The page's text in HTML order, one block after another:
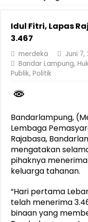
Jasa Raharja Jamin
Berkontribusi terhadap
Jasa Raharja dan
FLLAJ Kabupaten
Idul Fitri, Lapas
3.467
merdeka
Juni 7,
Bandar Lampung,
Publik,Politik
Bandarlampung,
Lembaga
Rajabasa,
mengatakan
pihaknya
keluarga tahanan.
“Hari pertama
telah menerima
binaan yang